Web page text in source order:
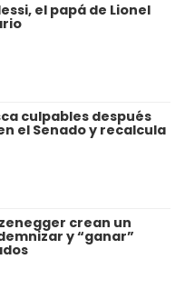
el papá de Lionel
culpables después
el Senado y recalcula
crean un
y “ganar”